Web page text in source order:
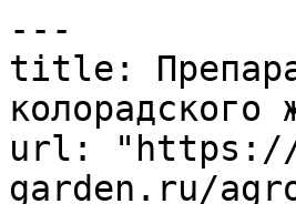
---
title:
колорадского
url: "https://
garden.ru/